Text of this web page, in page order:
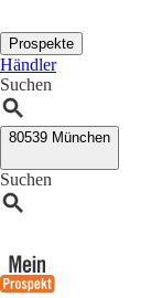
Prospekte
Händler
Suchen
80539 München
Suchen